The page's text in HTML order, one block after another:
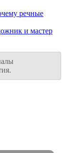
речные
и мастер